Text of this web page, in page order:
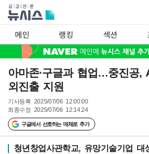
메인 랭킹 섹션
아마존·구글과 협업…중진공,
외진출 지원
기사등록 2025/07/06 12:00:00
최종수정 2025/07/06 12:14:24
구글에서 선호하는 매체로 추가
청년창업사관학교, 유망기술기업 대